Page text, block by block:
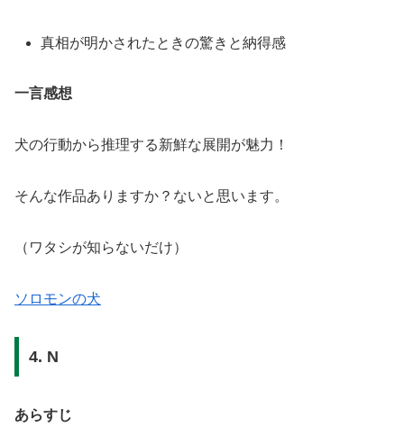
真相が明かされたときの驚きと納得感
一言感想
犬の行動から推理する新鮮な展開が魅力！
そんな作品ありますか？ないと思います。
（ワタシが知らないだけ）
ソロモンの犬
4. N
あらすじ